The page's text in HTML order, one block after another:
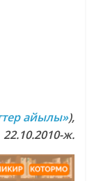
айылы»),
22.10.2010-ж.